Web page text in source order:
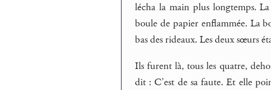
lécha la main plus longtemps.
boule de papier enflammée. La
bas des rideaux. Les deux sœurs
Ils furent là, tous les quatre,
dit : C’est de sa faute. Et elle